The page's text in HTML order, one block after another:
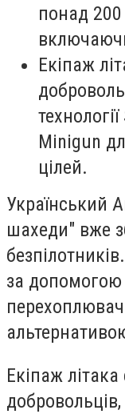
понад 200
Екіпаж
Minigun
цілей.
Український
шахеди" вже
за допомогою
Екіпаж